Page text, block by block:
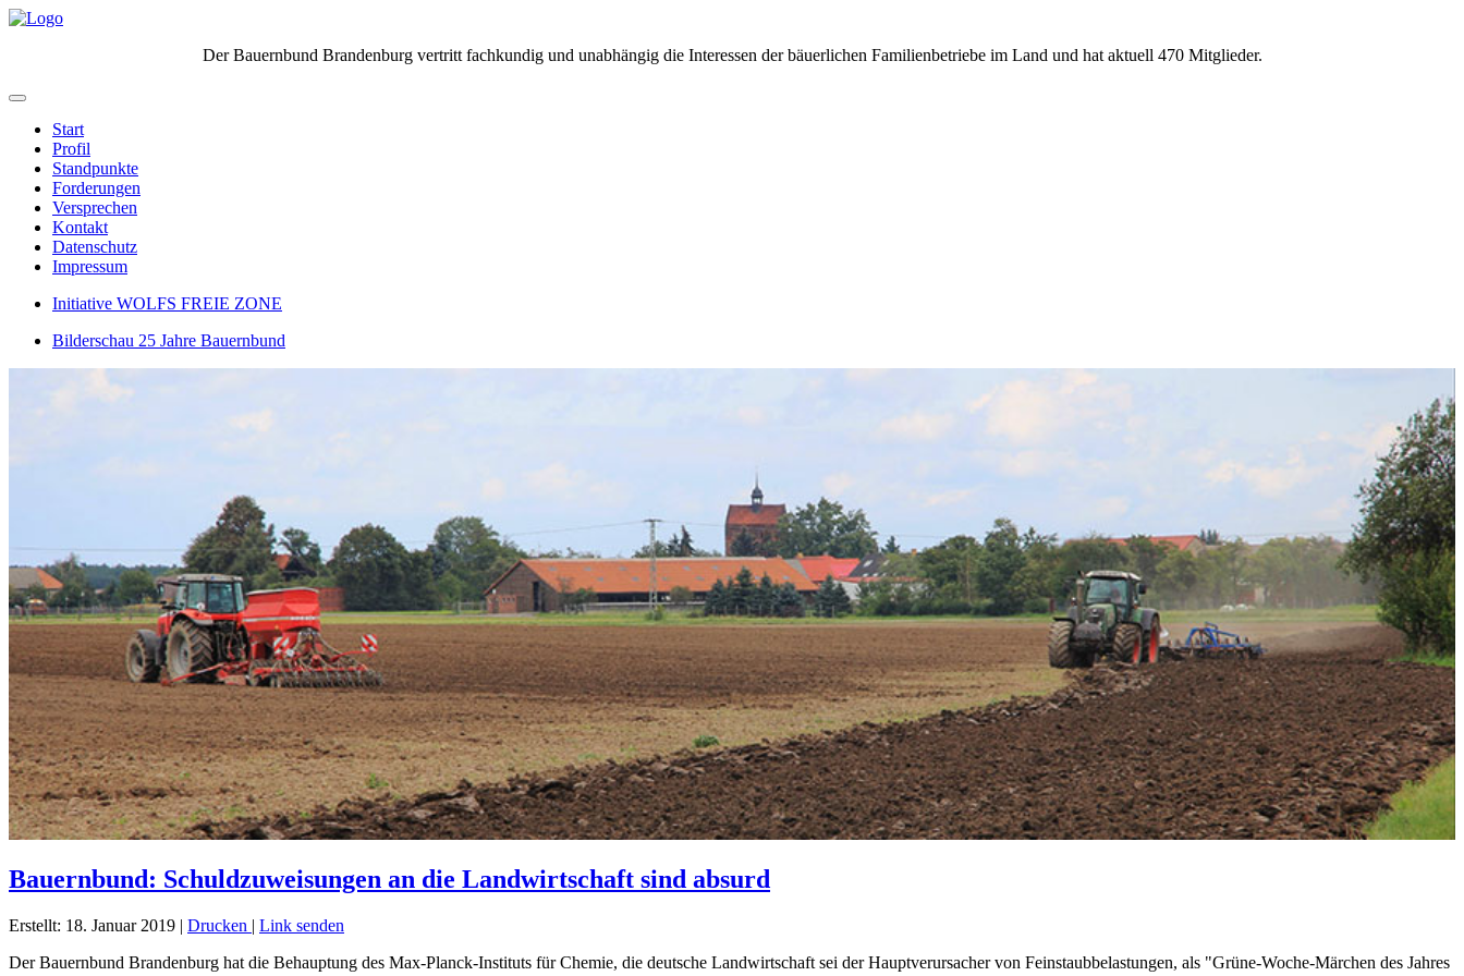
Der Bauernbund Brandenburg vertritt fachkundig und unabhängig die Interessen der bäuerlichen Familienbetriebe im Land und hat aktuell 470 Mitglieder.
Start
Profil
Standpunkte
Forderungen
Versprechen
Kontakt
Datenschutz
Impressum
Initiative WOLFS FREIE ZONE
Bilderschau 25 Jahre Bauernbund
Bauernbund: Schuldzuweisungen an die Landwirtschaft sind absurd
Erstellt: 18. Januar 2019 | Drucken | Link senden
Der Bauernbund Brandenburg hat die Behauptung des Max-Planck-Instituts für Chemie, die deutsche Landwirtschaft sei der Hauptverursacher von Feinstaubbelastungen, als "Grüne-Woche-Märchen des Jahres